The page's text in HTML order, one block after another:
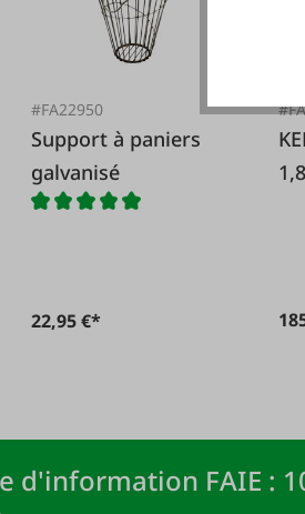
#FA22950
Support à paniers
galvanisé
22,95 €*
KERBL
d'information FAIE :